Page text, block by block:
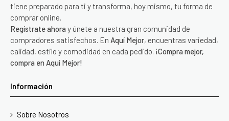
tiene preparado para ti y transforma, hoy mismo, tu forma de
comprar online.
Regístrate ahora y únete a nuestra gran comunidad de
compradores satisfechos. En Aquí Mejor, encuentras variedad,
calidad, estilo y comodidad en cada pedido. ¡Compra mejor,
compra en Aquí Mejor!
Información
Sobre Nosotros